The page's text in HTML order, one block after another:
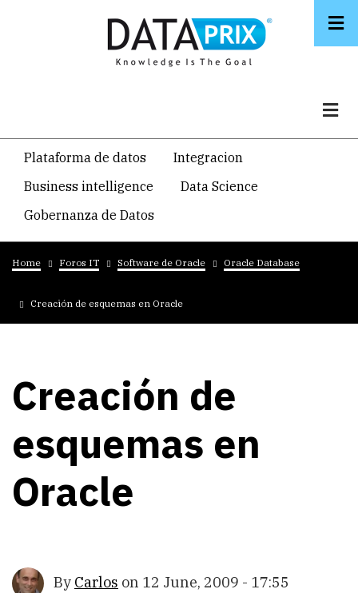
Navegacion
temática
principal
Plataforma de datos
Integracion
Business intelligence
Data Science
Gobernanza de Datos
Breadcrumb
Home Foros IT Software de Oracle Oracle Database
Creación de esquemas en Oracle
Creación de
esquemas en
Oracle
By Carlos on 12 June, 2009 - 17:55